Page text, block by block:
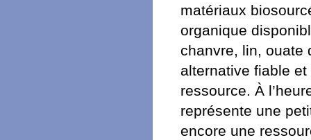
matériaux
organique
chanvre, lin, ouate
alternative fiable
ressource. À
représente une
encore une